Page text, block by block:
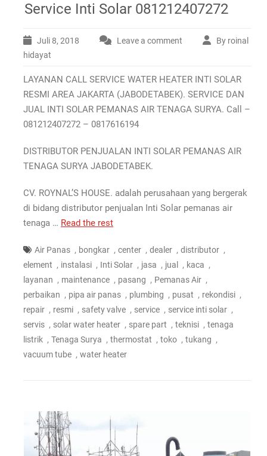
Service Inti Solar 081212407272
Juli 8, 2018 Leave a comment
By roinal
hidayat
LAYANAN CALL SERVICE WATER HEATER INTI SOLAR
RESMI AREA JAKARTA (JABODETABEK). SERVICE DAN
JUAL INTI SOLAR PEMANAS AIR TENAGA SURYA. Call –
081212407272 – 0817616194
DISTRIBUTOR PENJUALAN INTI SOLAR PEMANAS AIR
TENAGA SURYA JABODETABEK.
CV. ROYNAL’S HOUSE. adalah perusahaan yang bergerak
di bidang distributor penjualan Inti Solar pemanas air
tenaga … Read the rest
Air Panas , bongkar , center , dealer , distributor ,
element , instalasi , Inti Solar , jasa , jual , kaca ,
layanan , maintenance , pasang , Pemanas Air ,
perbaikan , pipa air panas , plumbing , pusat , rekondisi ,
repair , resmi , safety valve , service , service inti solar ,
servis , solar water heater , spare part , teknisi , tenaga
listrik , Tenaga Surya , thermostat , toko , tukang ,
vacuum tube , water heater